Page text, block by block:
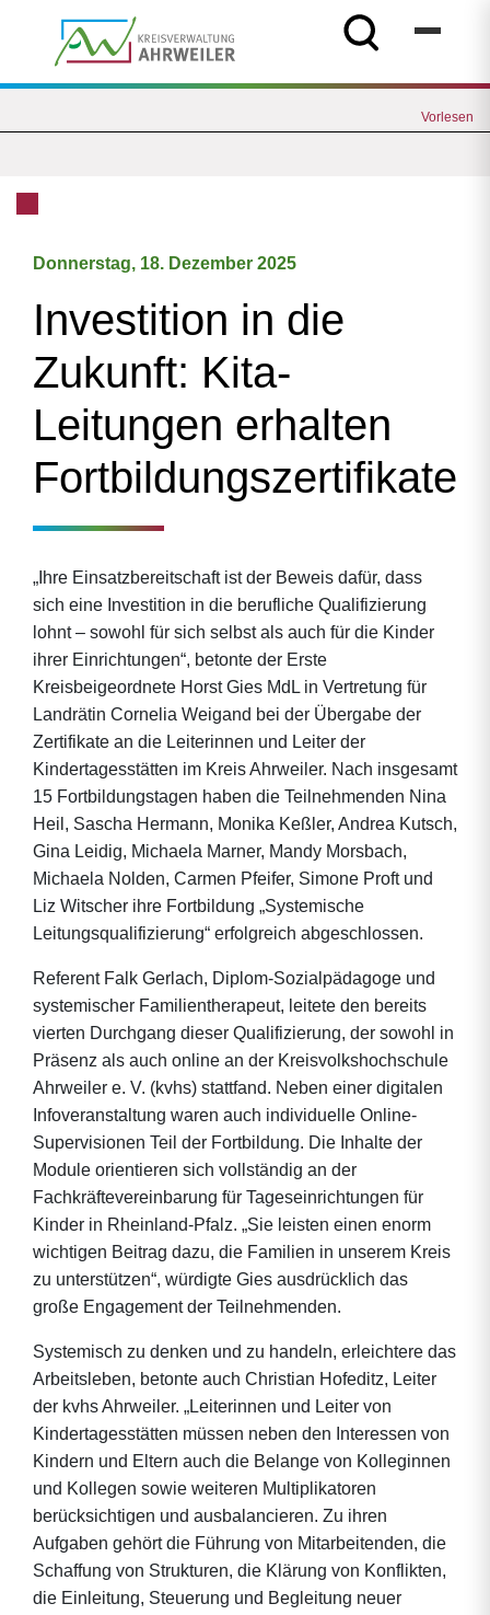
Vorlesen
Donnerstag, 18. Dezember 2025
Investition in die
Zukunft: Kita-
Leitungen erhalten
Fortbildungszertifikate
„Ihre Einsatzbereitschaft ist der Beweis dafür, dass
sich eine Investition in die berufliche Qualifizierung
lohnt – sowohl für sich selbst als auch für die Kinder
ihrer Einrichtungen“, betonte der Erste
Kreisbeigeordnete Horst Gies MdL in Vertretung für
Landrätin Cornelia Weigand bei der Übergabe der
Zertifikate an die Leiterinnen und Leiter der
Kindertagesstätten im Kreis Ahrweiler. Nach insgesamt
15 Fortbildungstagen haben die Teilnehmenden Nina
Heil, Sascha Hermann, Monika Keßler, Andrea Kutsch,
Gina Leidig, Michaela Marner, Mandy Morsbach,
Michaela Nolden, Carmen Pfeifer, Simone Proft und
Liz Witscher ihre Fortbildung „Systemische
Leitungsqualifizierung“ erfolgreich abgeschlossen.
Referent Falk Gerlach, Diplom-Sozialpädagoge und
systemischer Familientherapeut, leitete den bereits
vierten Durchgang dieser Qualifizierung, der sowohl in
Präsenz als auch online an der Kreisvolkshochschule
Ahrweiler e. V. (kvhs) stattfand. Neben einer digitalen
Infoveranstaltung waren auch individuelle Online-
Supervisionen Teil der Fortbildung. Die Inhalte der
Module orientieren sich vollständig an der
Fachkräftevereinbarung für Tageseinrichtungen für
Kinder in Rheinland-Pfalz. „Sie leisten einen enorm
wichtigen Beitrag dazu, die Familien in unserem Kreis
zu unterstützen“, würdigte Gies ausdrücklich das
große Engagement der Teilnehmenden.
Systemisch zu denken und zu handeln, erleichtere das
Arbeitsleben, betonte auch Christian Hofeditz, Leiter
der kvhs Ahrweiler. „Leiterinnen und Leiter von
Kindertagesstätten müssen neben den Interessen von
Kindern und Eltern auch die Belange von Kolleginnen
und Kollegen sowie weiteren Multiplikatoren
berücksichtigen und ausbalancieren. Zu ihren
Aufgaben gehört die Führung von Mitarbeitenden, die
Schaffung von Strukturen, die Klärung von Konflikten,
die Einleitung, Steuerung und Begleitung neuer